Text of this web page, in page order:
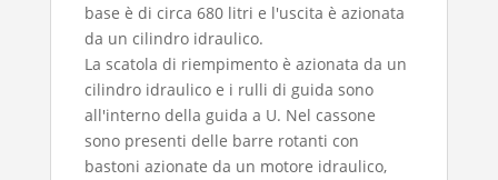
base è di circa 680 litri e l'uscita è azionata
da un cilindro idraulico.
La scatola di riempimento è azionata da un
cilindro idraulico e i rulli di guida sono
all'interno della guida a U. Nel cassone
sono presenti delle barre rotanti con
bastoni azionate da un motore idraulico,